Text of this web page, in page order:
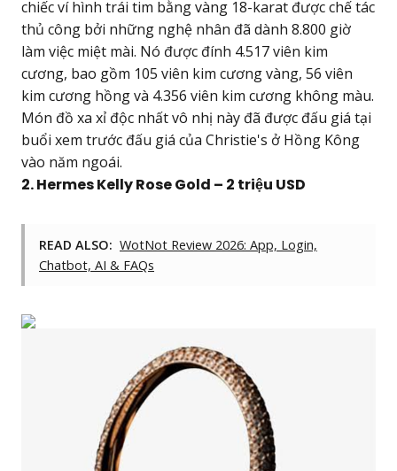
chiếc ví hình trái tim bằng vàng 18-karat được chế tác
thủ công bởi những nghệ nhân đã dành 8.800 giờ
làm việc miệt mài. Nó được đính 4.517 viên kim
cương, bao gồm 105 viên kim cương vàng, 56 viên
kim cương hồng và 4.356 viên kim cương không màu.
Món đồ xa xỉ độc nhất vô nhị này đã được đấu giá tại
buổi xem trước đấu giá của Christie's ở Hồng Kông
vào năm ngoái.
2. Hermes Kelly Rose Gold – 2 triệu USD
READ ALSO: WotNot Review 2026: App, Login,
Chatbot, AI & FAQs